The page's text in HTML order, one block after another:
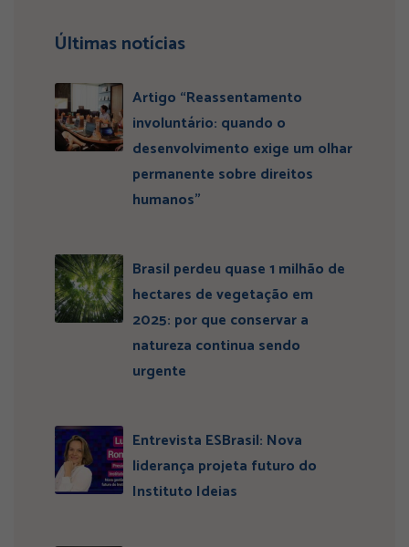
Últimas notícias
Artigo “Reassentamento
involuntário: quando o
desenvolvimento exige um olhar
permanente sobre direitos
humanos”
Brasil perdeu quase 1 milhão de
hectares de vegetação em
2025: por que conservar a
natureza continua sendo
urgente
Entrevista ESBrasil: Nova
liderança projeta futuro do
Instituto Ideias